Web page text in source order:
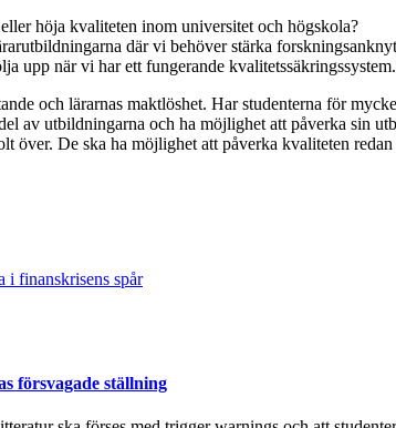
höja kvaliteten inom universitet och högskola?
där vi behöver stärka
upp när vi har ett fungerande kvalitetssäkringssystem.
och lärarnas maktlöshet. Har studenterna för
av utbildningarna och ha möjlighet att påverka sin
De ska ha möjlighet att påverka kvaliteten
i finanskrisens spår
försvagade ställning